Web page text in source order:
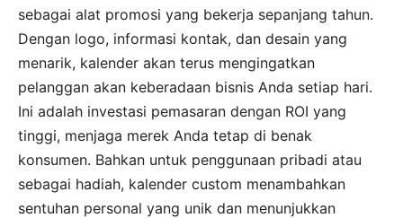
sebagai alat promosi yang bekerja sepanjang tahun.
Dengan logo, informasi kontak, dan desain yang
menarik, kalender akan terus mengingatkan
pelanggan akan keberadaan bisnis Anda setiap hari.
Ini adalah investasi pemasaran dengan ROI yang
tinggi, menjaga merek Anda tetap di benak
konsumen. Bahkan untuk penggunaan pribadi atau
sebagai hadiah, kalender custom menambahkan
sentuhan personal yang unik dan menunjukkan